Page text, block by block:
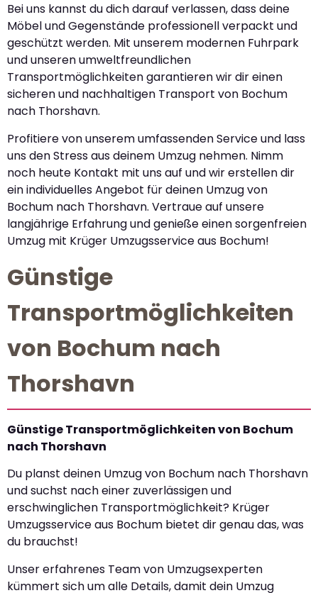
Bei uns kannst du dich darauf verlassen, dass deine
Möbel und Gegenstände professionell verpackt und
geschützt werden. Mit unserem modernen Fuhrpark
und unseren umweltfreundlichen
Transportmöglichkeiten garantieren wir dir einen
sicheren und nachhaltigen Transport von Bochum
nach Thorshavn.
Profitiere von unserem umfassenden Service und lass
uns den Stress aus deinem Umzug nehmen. Nimm
noch heute Kontakt mit uns auf und wir erstellen dir
ein individuelles Angebot für deinen Umzug von
Bochum nach Thorshavn. Vertraue auf unsere
langjährige Erfahrung und genieße einen sorgenfreien
Umzug mit Krüger Umzugsservice aus Bochum!
Günstige
Transportmöglichkeiten
von Bochum nach
Thorshavn
Günstige Transportmöglichkeiten von Bochum
nach Thorshavn
Du planst deinen Umzug von Bochum nach Thorshavn
und suchst nach einer zuverlässigen und
erschwinglichen Transportmöglichkeit? Krüger
Umzugsservice aus Bochum bietet dir genau das, was
du brauchst!
Unser erfahrenes Team von Umzugsexperten
kümmert sich um alle Details, damit dein Umzug